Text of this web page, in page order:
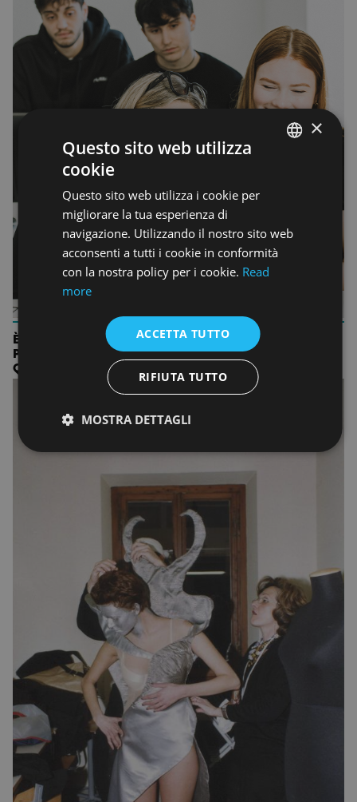
È NECESSARIO DECIDERE SUBITO SE FREQUENTARE UN
PERCORSO TRIENNALE O UN PERCORSO
QUINQUENNALE?
×
Questo sito web utilizza
cookie
Questo sito web utilizza i cookie per
migliorare la tua esperienza di
navigazione. Utilizzando il nostro sito web
acconsenti a tutti i cookie in conformità
con la nostra policy per i cookie. Read
more
ACCETTA TUTTO
RIFIUTA TUTTO
MOSTRA DETTAGLI